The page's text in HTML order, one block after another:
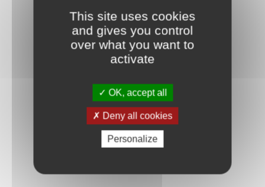
This site uses cookies
and gives you control
over what you want to
activate
OK, accept all
Deny all cookies
Personalize
oublié ?
compte
Connexion